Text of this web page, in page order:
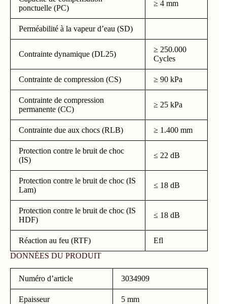
ponctuelle (PC)
≥ 4 mm
Perméabilité à la vapeur d’eau (SD)
Contrainte dynamique (DL25)
≥ 250.000
Cycles
Contrainte de compression (CS) ≥ 90 kPa
Contrainte de compression
permanente (CC)
≥ 25 kPa
Contrainte due aux chocs (RLB) ≥ 1.400 mm
Protection contre le bruit de choc
(IS)
≤ 22 dB
Protection contre le bruit de choc (IS
Lam)
≤ 18 dB
Protection contre le bruit de choc (IS
HDF)
≤ 18 dB
Réaction au feu (RTF)
Efl
DONNÉES DU PRODUIT
Numéro d’article 3034909
Epaisseur 5 mm